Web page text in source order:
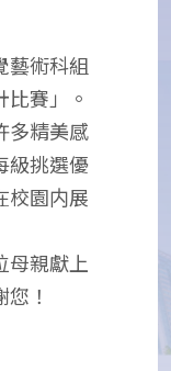
藝術科組
賽」。
多精美感
級挑選優
校園内展
母親獻上
！